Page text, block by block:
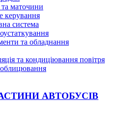
маточини
керування
система
та обладнання
та кондиціювання повітря
облицювання
АВТОБУСІВ